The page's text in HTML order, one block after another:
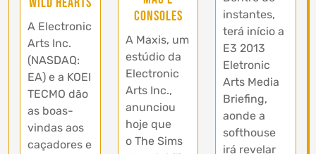
A Electronic
Arts Inc.
(NASDAQ:
EA) e a KOEI
TECMO dão
as boas-
vindas aos
caçadores e
Consoles
A Maxis, um
estúdio da
Electronic
Arts Inc.,
anunciou
hoje que
o The Sims
instantes,
terá início a
E3 2013
Eletronic
Arts Media
Briefing,
aonde a
softhouse
irá revelar